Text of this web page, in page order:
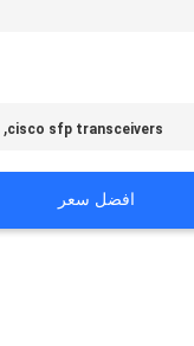
cisco sfp transceivers
,
افضل سعر